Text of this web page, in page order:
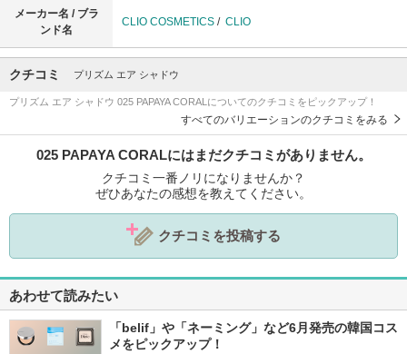
メーカー名 / ブラ
ンド名
CLIO COSMETICS / CLIO
クチコミ プリズム エア シャドウ
プリズム エア シャドウ 025 PAPAYA CORALについてのクチコミをピックアップ！
すべてのバリエーションのクチコミをみる
025 PAPAYA CORALにはまだクチコミがありません。
クチコミ一番ノリになりませんか？
ぜひあなたの感想を教えてください。
クチコミを投稿する
あわせて読みたい
「belif」や「ネーミング」など6月発売の韓国コス
メをピックアップ！